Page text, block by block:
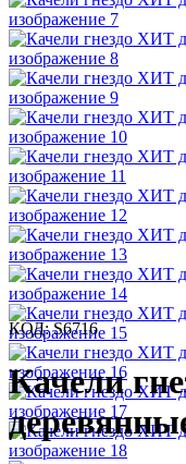
КОД: S6716
Качели